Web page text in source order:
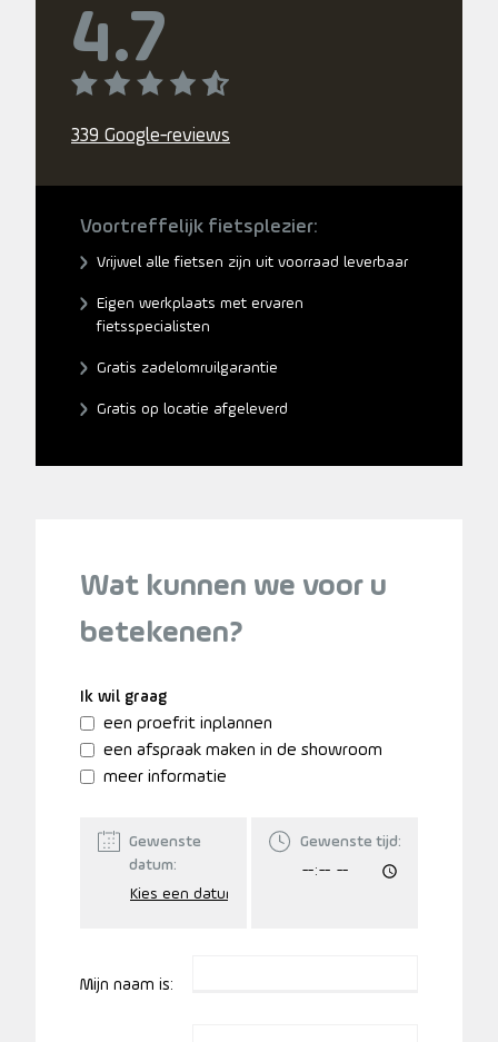
4.7
339 Google-reviews
Voortreffelijk fietsplezier:
Vrijwel alle fietsen zijn uit voorraad leverbaar
Eigen werkplaats met ervaren
fietsspecialisten
Gratis zadelomruilgarantie
Gratis op locatie afgeleverd
Wat kunnen we voor u
betekenen?
Ik wil graag
een proefrit inplannen
een afspraak maken in de showroom
meer informatie
Gewenste
datum:
Gewenste tijd:
Mijn naam is: